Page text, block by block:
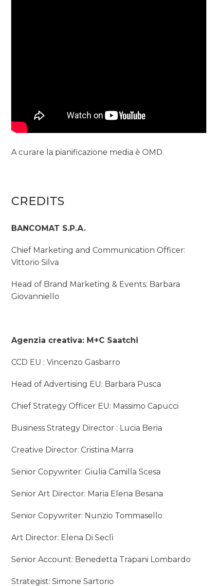
A curare la pianificazione media è OMD.
CREDITS
BANCOMAT S.P.A.
Chief Marketing and Communication Officer:
Vittorio Silva
Head of Brand Marketing & Events: Barbara
Giovanniello
Agenzia creativa: M+C Saatchi
CCD EU : Vincenzo Gasbarro
Head of Advertising EU: Barbara Pusca
Chief Strategy Officer EU: Massimo Capucci
Business Strategy Director : Lucia Beria
Creative Director: Cristina Marra
Senior Copywriter: Giulia Camilla Scesa
Senior Art Director: Maria Elena Besana
Senior Copywriter: Nunzio Tommasello
Art Director: Elena Di Seclì
Senior Account: Benedetta Trapani Lombardo
Strategist: Simone Sartorio